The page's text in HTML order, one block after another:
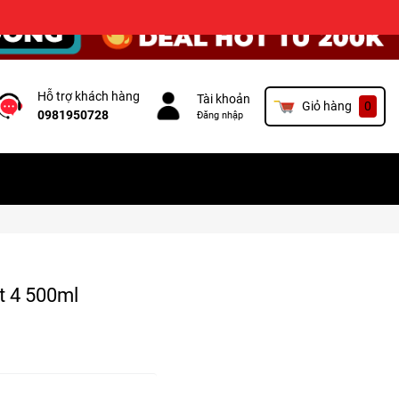
Hỗ trợ khách hàng
0981950728
Tài khoản
Đăng nhập
Giỏ hàng 0
4 500ml